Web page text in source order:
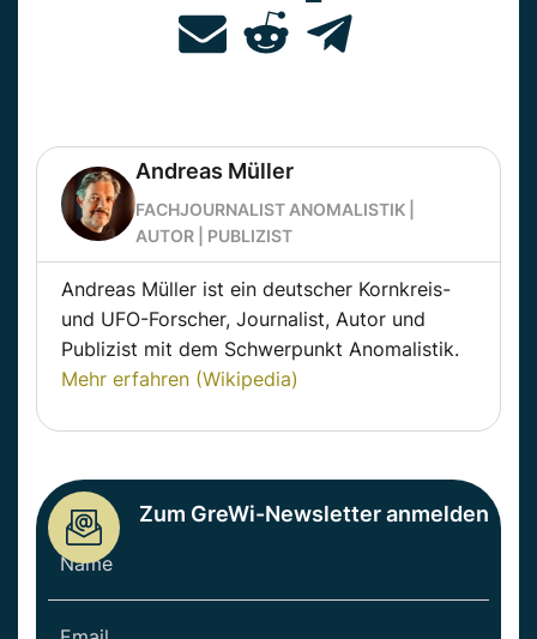
Andreas Müller
FACHJOURNALIST ANOMALISTIK |
AUTOR | PUBLIZIST
Andreas Müller ist ein deutscher Kornkreis-
und UFO-Forscher, Journalist, Autor und
Publizist mit dem Schwerpunkt Anomalistik.
Mehr erfahren (Wikipedia)
Zum GreWi-Newsletter anmelden